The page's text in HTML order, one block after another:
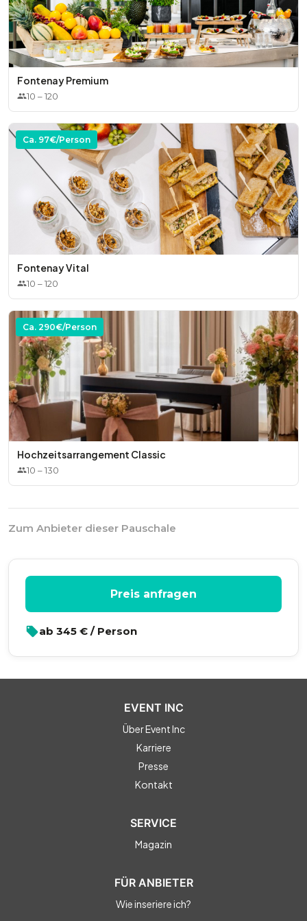
Fontenay Premium
10 –120
Ca. 97€/Person
Fontenay Vital
10 –120
Ca. 290€/Person
Hochzeitsarrangement Classic
10 –130
Zum Anbieter dieser Pauschale
Preis anfragen
ab 345 € / Person
EVENT INC
Über Event Inc
Karriere
Presse
Kontakt
SERVICE
Magazin
FÜR ANBIETER
Wie inseriere ich?